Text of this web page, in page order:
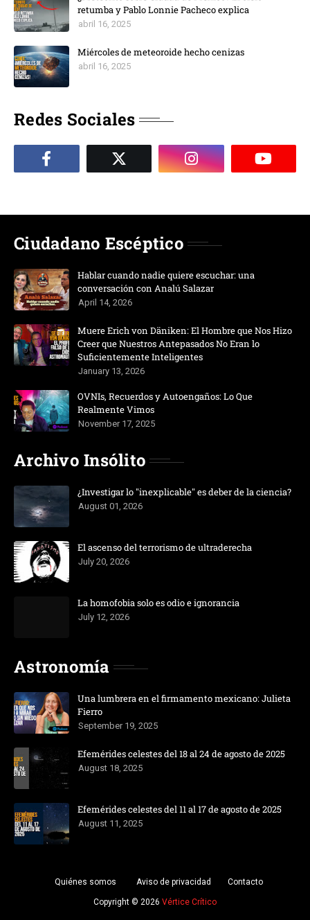
retumba y Pablo Lonnie Pacheco explica
abril 16, 2025
Miércoles de meteoroide hecho cenizas
abril 16, 2025
Redes Sociales
Ciudadano Escéptico
Hablar cuando nadie quiere escuchar: una
conversación con Analú Salazar
April 14, 2026
Muere Erich von Däniken: El Hombre que Nos Hizo
Creer que Nuestros Antepasados No Eran lo
Suficientemente Inteligentes
January 13, 2026
OVNIs, Recuerdos y Autoengaños: Lo Que
Realmente Vimos
November 17, 2025
Archivo Insólito
¿Investigar lo "inexplicable" es deber de la ciencia?
August 01, 2026
El ascenso del terrorismo de ultraderecha
July 20, 2026
La homofobia solo es odio e ignorancia
July 12, 2026
Astronomía
Una lumbrera en el firmamento mexicano: Julieta
Fierro
September 19, 2025
Efemérides celestes del 18 al 24 de agosto de 2025
August 18, 2025
Efemérides celestes del 11 al 17 de agosto de 2025
August 11, 2025
Quiénes somos Aviso de privacidad Contacto
Copyright © 2026 Vértice Crítico